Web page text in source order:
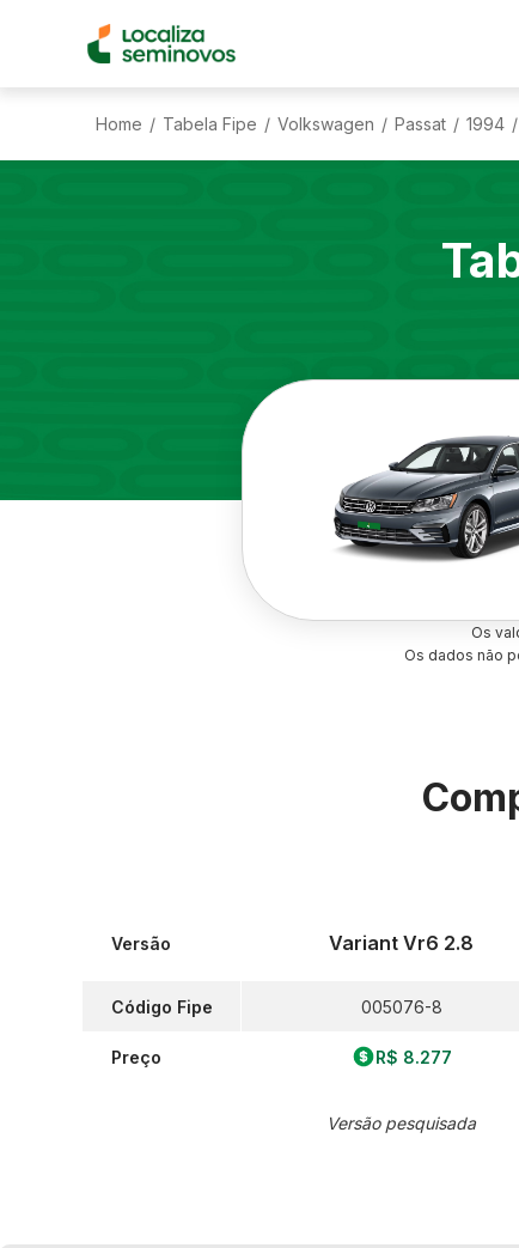
Home / Tabela Fipe / Volkswagen / Passat / 1994 /
Os
Os dados não
Versão
Código Fipe
Preço
Variant Vr6 2.8
005076-8
R$ 8.277
Versão pesquisada